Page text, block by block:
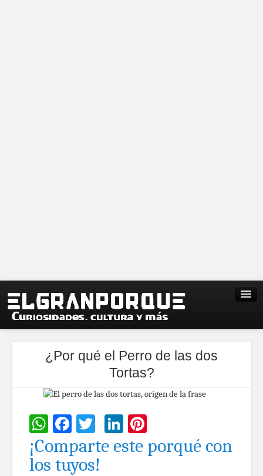
¿Por qué el Perro de las dos
Tortas?
WhatsApp
Facebook
TwitterLinkedIn
¡Comparte este porqué con
los tuyos!